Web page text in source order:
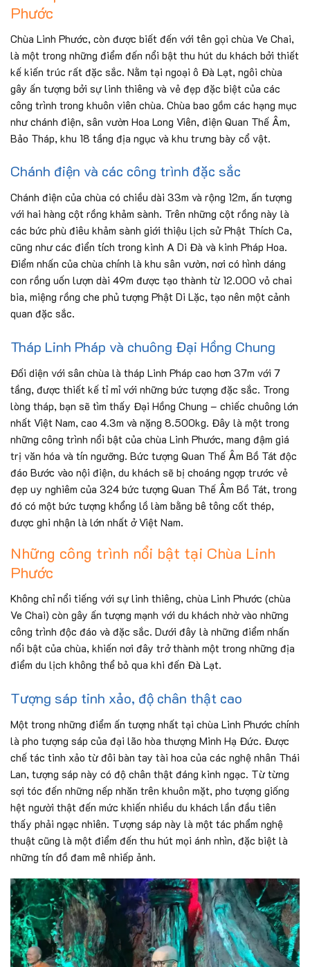
Phước
Chùa Linh Phước, còn được biết đến với tên gọi chùa Ve Chai,
là một trong những điểm đến nổi bật thu hút du khách bởi thiết
kế kiến trúc rất đặc sắc. Nằm tại ngoại ô Đà Lạt, ngôi chùa
gây ấn tượng bởi sự linh thiêng và vẻ đẹp đặc biệt của các
công trình trong khuôn viên chùa. Chùa bao gồm các hạng mục
như chánh điện, sân vườn Hoa Long Viên, điện Quan Thế Âm,
Bảo Tháp, khu 18 tầng địa ngục và khu trưng bày cổ vật.
Chánh điện và các công trình đặc sắc
Chánh điện của chùa có chiều dài 33m và rộng 12m, ấn tượng
với hai hàng cột rồng khảm sành. Trên những cột rồng này là
các bức phù điêu khảm sành giới thiệu lịch sử Phật Thích Ca,
cũng như các điển tích trong kinh A Di Đà và kinh Pháp Hoa.
Điểm nhấn của chùa chính là khu sân vườn, nơi có hình dáng
con rồng uốn lượn dài 49m được tạo thành từ 12.000 vỏ chai
bia, miệng rồng che phủ tượng Phật Di Lặc, tạo nên một cảnh
quan đặc sắc.
Tháp Linh Pháp và chuông Đại Hồng Chung
Đối diện với sân chùa là tháp Linh Pháp cao hơn 37m với 7
tầng, được thiết kế tỉ mỉ với những bức tượng đặc sắc. Trong
lòng tháp, bạn sẽ tìm thấy Đại Hồng Chung – chiếc chuông lớn
nhất Việt Nam, cao 4.3m và nặng 8.500kg. Đây là một trong
những công trình nổi bật của chùa Linh Phước, mang đậm giá
trị văn hóa và tín ngưỡng. Bức tượng Quan Thế Âm Bồ Tát độc
đáo Bước vào nội điện, du khách sẽ bị choáng ngợp trước vẻ
đẹp uy nghiêm của 324 bức tượng Quan Thế Âm Bồ Tát, trong
đó có một bức tượng khổng lồ làm bằng bê tông cốt thép,
được ghi nhận là lớn nhất ở Việt Nam.
Những công trình nổi bật tại Chùa Linh
Phước
Không chỉ nổi tiếng với sự linh thiêng, chùa Linh Phước (chùa
Ve Chai) còn gây ấn tượng mạnh với du khách nhờ vào những
công trình độc đáo và đặc sắc. Dưới đây là những điểm nhấn
nổi bật của chùa, khiến nơi đây trở thành một trong những địa
điểm du lịch không thể bỏ qua khi đến Đà Lạt.
Tượng sáp tinh xảo, độ chân thật cao
Một trong những điểm ấn tượng nhất tại chùa Linh Phước chính
là pho tượng sáp của đại lão hòa thượng Minh Hạ Đức. Được
chế tác tinh xảo từ đôi bàn tay tài hoa của các nghệ nhân Thái
Lan, tượng sáp này có độ chân thật đáng kinh ngạc. Từ từng
sợi tóc đến những nếp nhăn trên khuôn mặt, pho tượng giống
hệt người thật đến mức khiến nhiều du khách lần đầu tiên
thấy phải ngạc nhiên. Tượng sáp này là một tác phẩm nghệ
thuật cũng là một điểm đến thu hút mọi ánh nhìn, đặc biệt là
những tín đồ đam mê nhiếp ảnh.